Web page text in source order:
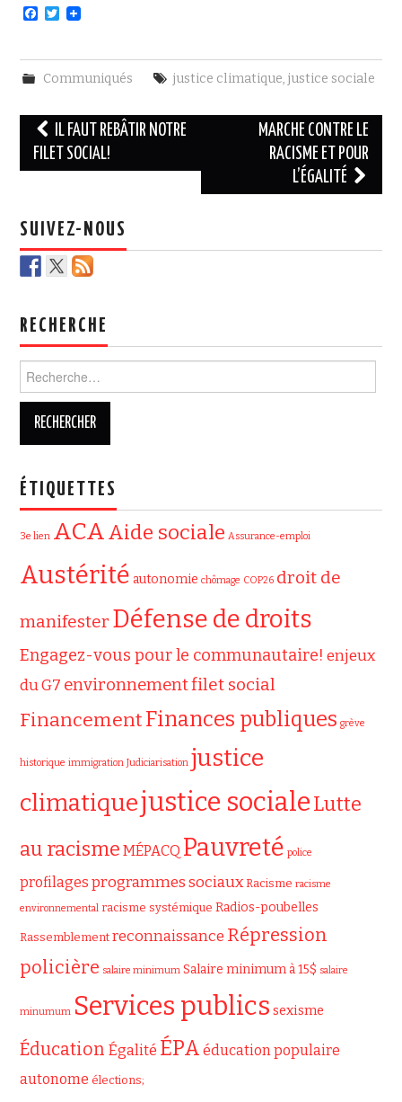
F
e
b
o
k
T
t
e
Communiqués justice climatique, justice sociale
Navigation
des
IL FAUT REBÂTIR NOTRE
FILET SOCIAL!
MARCHE CONTRE LE
RACISME ET POUR
L’ÉGALITÉ
SUIVEZ-NOUS
RECHERCHE
ÉTIQUETTES
3e lien ACAAide sociale Assurance-emploi
Austérité autonomie chômage COP26 droit de
manifester Défense de droits
Engagez-vous pour le communautaire! enjeux
du G7 environnementfilet social
FinancementFinances publiques grève
historique immigration Judiciarisation justice
climatiquejustice socialeLutte
au racisme MÉPACQ Pauvreté police
profilages programmes sociaux Racisme racisme
environnemental racisme systémique Radios-poubelles
Rassemblement reconnaissance Répression
policière salaire minimum Salaire minimum à 15$ salaire
minumum Services publics sexisme
Éducation Égalité ÉPA éducation populaire
autonome élections;